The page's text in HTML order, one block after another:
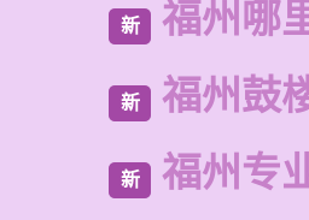
新 福州哪
新 福州鼓
新 福州专